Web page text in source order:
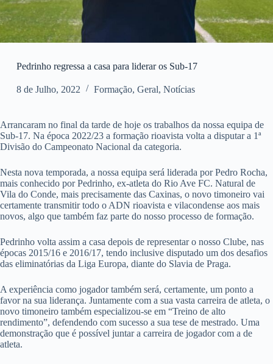
Pedrinho regressa a casa para liderar os Sub-17
8 de Julho, 2022 Formação, Geral, Notícias
Arrancaram no final da tarde de hoje os trabalhos da nossa equipa de
Sub-17. Na época 2022/23 a formação rioavista volta a disputar a 1ª
Divisão do Campeonato Nacional da categoria.
Nesta nova temporada, a nossa equipa será liderada por Pedro Rocha,
mais conhecido por Pedrinho, ex-atleta do Rio Ave FC. Natural de
Vila do Conde, mais precisamente das Caxinas, o novo timoneiro vai
certamente transmitir todo o ADN rioavista e vilacondense aos mais
novos, algo que também faz parte do nosso processo de formação.
Pedrinho volta assim a casa depois de representar o nosso Clube, nas
épocas 2015/16 e 2016/17, tendo inclusive disputado um dos desafios
das eliminatórias da Liga Europa, diante do Slavia de Praga.
A experiência como jogador também será, certamente, um ponto a
favor na sua liderança. Juntamente com a sua vasta carreira de atleta, o
novo timoneiro também especializou-se em “Treino de alto
rendimento”, defendendo com sucesso a sua tese de mestrado. Uma
demonstração que é possível juntar a carreira de jogador com a de
atleta.